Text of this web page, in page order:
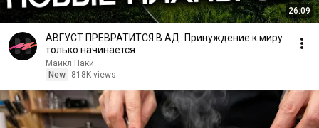
26:09
АВГУСТ ПРЕВРАТИТСЯ В АД. Принуждение к миру
только начинается
Майкл Наки
New
818K views